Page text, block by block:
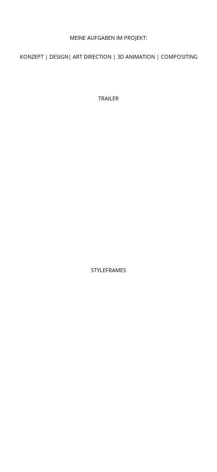
MEINE AUFGABEN IM PROJEKT:
KONZEPT | DESIGN| ART DIRECTION | 3D ANIMATION | COMPOSITING
TRAILER
STYLEFRAMES